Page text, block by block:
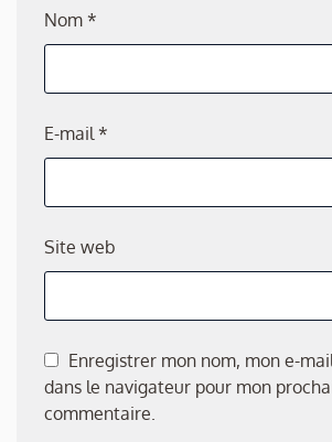
Nom *
E-mail *
Site web
Enregistrer mon nom, mon e-
dans le navigateur pour mon
commentaire.